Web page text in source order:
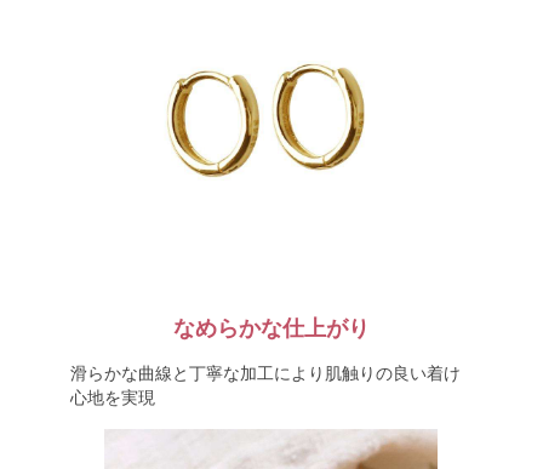
なめらかな仕上がり
滑らかな曲線と丁寧な加工により肌触りの良い着け
心地を実現